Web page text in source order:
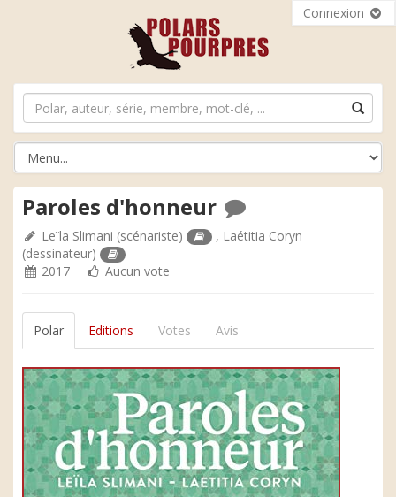
Connexion
Paroles d'honneur
Leïla Slimani (scénariste) , Laétitia Coryn
(dessinateur)
2017
Aucun vote
Polar Editions Votes Avis